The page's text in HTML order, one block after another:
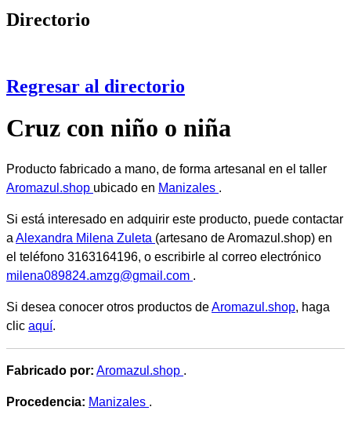
Directorio
Regresar al directorio
Cruz con niño o niña
Producto fabricado a mano, de forma artesanal en el taller
Aromazul.shop ubicado en Manizales .
Si está interesado en adquirir este producto, puede contactar
a Alexandra Milena Zuleta (artesano de Aromazul.shop) en
el teléfono 3163164196, o escribirle al correo electrónico
milena089824.amzg@gmail.com .
Si desea conocer otros productos deAromazul.shop, haga
clic aquí.
Fabricado por: Aromazul.shop .
Procedencia: Manizales .